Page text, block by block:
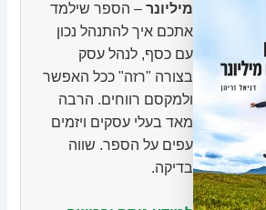
מיליונר – הספר שילמד
אתכם איך להתנהל נכון
עם כסף, לנהל עסק
בצורה "רזה" ככל האפשר
ולמקסם רווחים. הרבה
מאד בעלי עסקים ויזמים
עפים על הספר. שווה
בדיקה.